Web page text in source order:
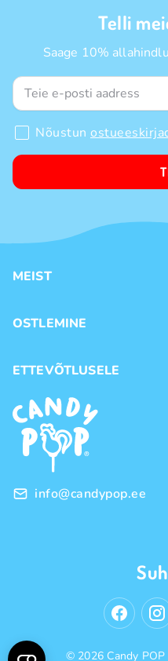
Telli
Saage 10%
Nõustun
MEIST
Kauplused
OSTLEMINE
Ostutingimused
Privaatsuspoliitika
ETTEVÕTLUSELE
Frantsiis
Hulgimüük
info@candypop.ee
© 2026 Candy